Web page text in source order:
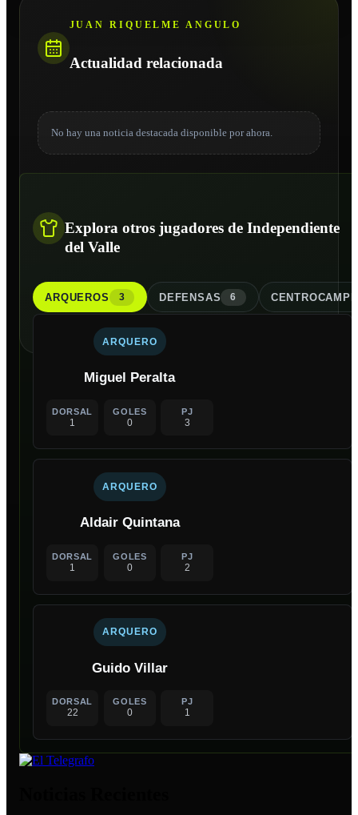
JUAN RIQUELME ANGULO
Actualidad relacionada
No hay una noticia destacada disponible por ahora.
Explora otros jugadores de Independiente
del Valle
ARQUEROS 3 DEFENSAS 6
ARQUERO
Miguel Peralta
DORSAL
1
GOLES
0
PJ
3
ARQUERO
Aldair Quintana
DORSAL
1
GOLES
0
PJ
2
ARQUERO
Guido Villar
DORSAL
22
GOLES
0
PJ
1